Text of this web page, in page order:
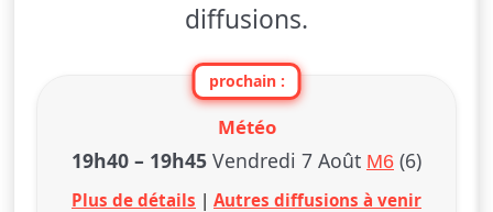
diffusions.
prochain :
Météo
19h40 – 19h45 Vendredi 7 Août M6 (6)
Plus de détails | Autres diffusions à venir